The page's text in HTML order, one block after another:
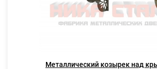
Металлический козырек над